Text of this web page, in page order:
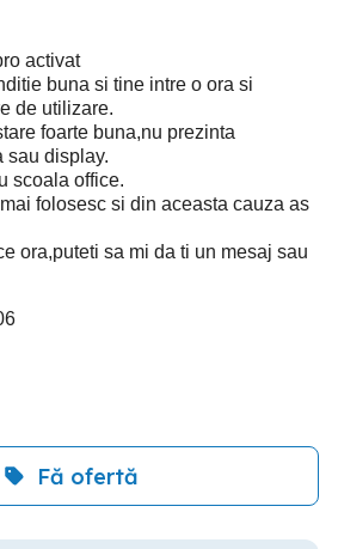
activat
buna si tine intre o ora si
de utilizare.
foarte buna,nu prezinta
sau display.
scoala office.
folosesc si din aceasta cauza as
ora,puteti sa mi da ti un mesaj sau
Fă ofertă